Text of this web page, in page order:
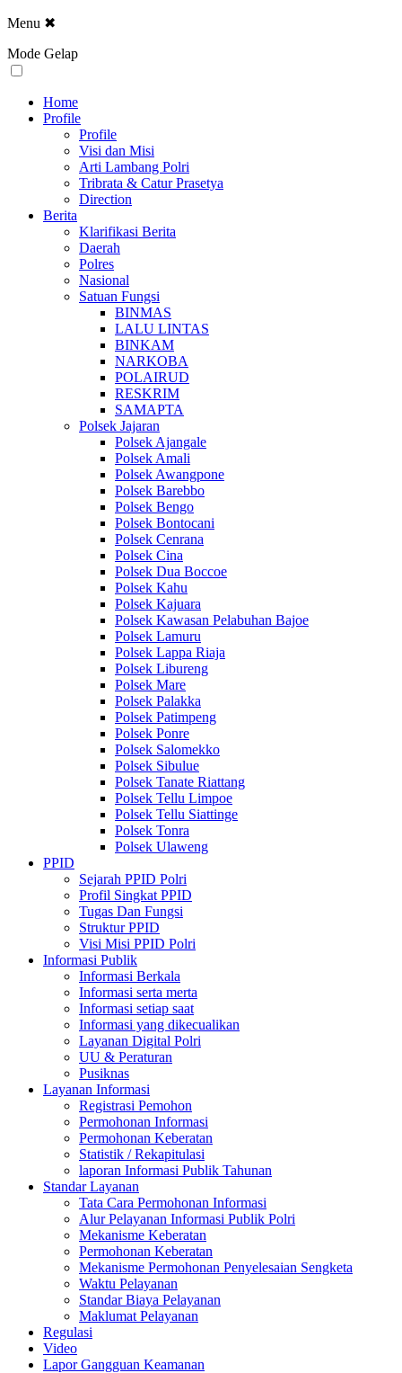
Menu ✖
Mode Gelap
Home
Profile
Profile
Visi dan Misi
Arti Lambang Polri
Tribrata & Catur Prasetya
Direction
Berita
Klarifikasi Berita
Daerah
Polres
Nasional
Satuan Fungsi
BINMAS
LALU LINTAS
BINKAM
NARKOBA
POLAIRUD
RESKRIM
SAMAPTA
Polsek Jajaran
Polsek Ajangale
Polsek Amali
Polsek Awangpone
Polsek Barebbo
Polsek Bengo
Polsek Bontocani
Polsek Cenrana
Polsek Cina
Polsek Dua Boccoe
Polsek Kahu
Polsek Kajuara
Polsek Kawasan Pelabuhan Bajoe
Polsek Lamuru
Polsek Lappa Riaja
Polsek Libureng
Polsek Mare
Polsek Palakka
Polsek Patimpeng
Polsek Ponre
Polsek Salomekko
Polsek Sibulue
Polsek Tanate Riattang
Polsek Tellu Limpoe
Polsek Tellu Siattinge
Polsek Tonra
Polsek Ulaweng
PPID
Sejarah PPID Polri
Profil Singkat PPID
Tugas Dan Fungsi
Struktur PPID
Visi Misi PPID Polri
Informasi Publik
Informasi Berkala
Informasi serta merta
Informasi setiap saat
Informasi yang dikecualikan
Layanan Digital Polri
UU & Peraturan
Pusiknas
Layanan Informasi
Registrasi Pemohon
Permohonan Informasi
Permohonan Keberatan
Statistik / Rekapitulasi
laporan Informasi Publik Tahunan
Standar Layanan
Tata Cara Permohonan Informasi
Alur Pelayanan Informasi Publik Polri
Mekanisme Keberatan
Permohonan Keberatan
Mekanisme Permohonan Penyelesaian Sengketa
Waktu Pelayanan
Standar Biaya Pelayanan
Maklumat Pelayanan
Regulasi
Video
Lapor Gangguan Keamanan